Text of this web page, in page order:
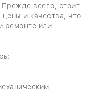
всего, стоит
цены и качества, что
ремонте или